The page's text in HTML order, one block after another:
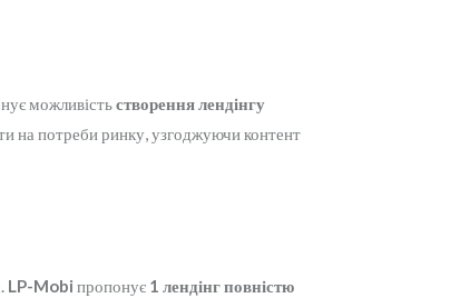
можливістьстворення лендінгу
на потреби ринку, узгоджуючи контент
LP-Mobi пропонує 1 лендінг повністю